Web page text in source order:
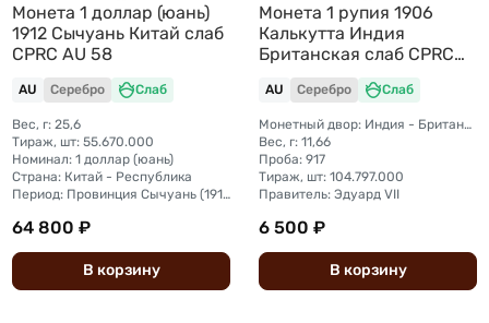
Монета 1 доллар (юань)
1912 Сычуань Китай слаб
CPRC AU 58
AU Серебро Слаб
Вес, г: 25,6
Тираж, шт: 55.670.000
Номинал: 1 доллар (юань)
Страна: Китай - Республика
Период: Провинция Сычуань (1912 - 1930)
64 800 ₽
В корзину
Монета 1 рупия 1906
Калькутта Индия
Британская слаб CPRC
AU 55
AU Серебро Слаб
Монетный двор: Индия - Британская, Калькутта
Вес, г: 11,66
Проба: 917
Тираж, шт: 104.797.000
Правитель: Эдуард VII
6 500 ₽
В корзину